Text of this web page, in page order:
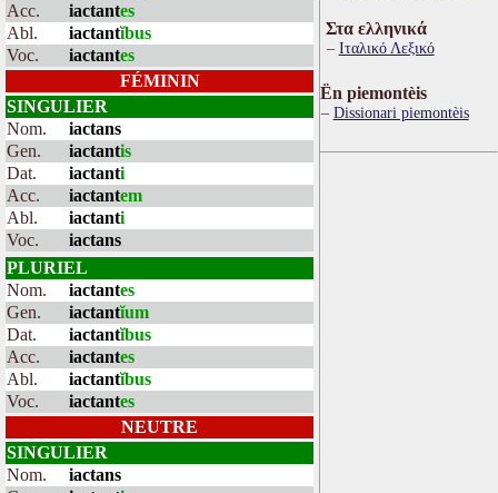
Acc.
iactantes
Abl.
iactantĭbus
Voc.
iactantes
FÉMININ
SINGULIER
Nom.
iactans
Gen.
iactantis
Dat.
iactanti
Acc.
iactantem
Abl.
iactanti
Voc.
iactans
PLURIEL
Nom.
iactantes
Gen.
iactantĭum
Dat.
iactantĭbus
Acc.
iactantes
Abl.
iactantĭbus
Voc.
iactantes
NEUTRE
SINGULIER
Nom.
iactans
Στα ελληνικά
Ιταλικό Λεξικό
Ën piemontèis
Dissionari piemontèis